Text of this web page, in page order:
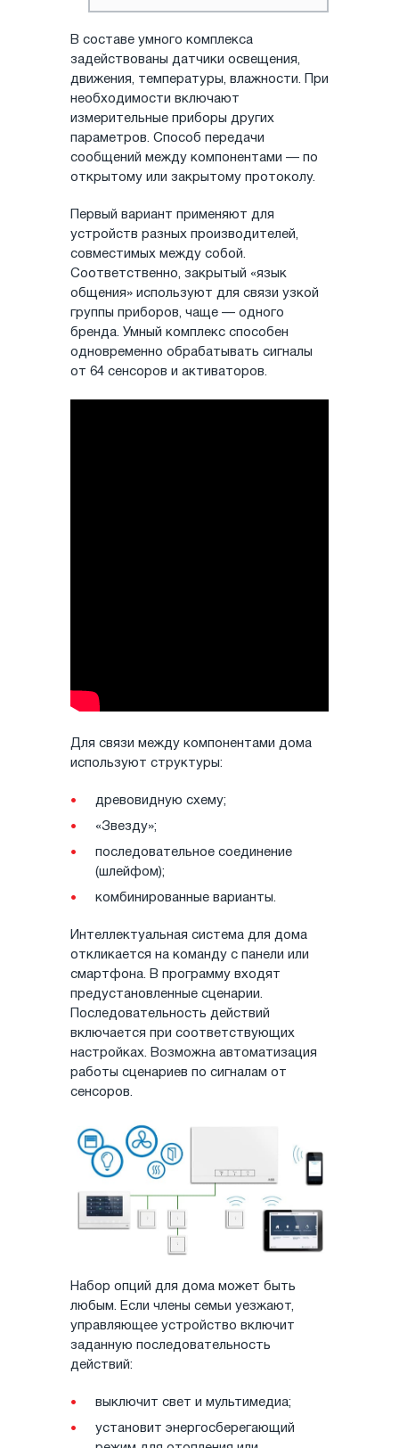
В составе умного комплекса
задействованы датчики освещения,
движения, температуры, влажности. При
необходимости включают
измерительные приборы других
параметров. Способ передачи
сообщений между компонентами — по
открытому или закрытому протоколу.
Первый вариант применяют для
устройств разных производителей,
совместимых между собой.
Соответственно, закрытый «язык
общения» используют для связи узкой
группы приборов, чаще — одного
бренда. Умный комплекс способен
одновременно обрабатывать сигналы
от 64 сенсоров и активаторов.
Для связи между компонентами дома
используют структуры:
древовидную схему;
«Звезду»;
последовательное соединение
(шлейфом);
комбинированные варианты.
Интеллектуальная система для дома
откликается на команду с панели или
смартфона. В программу входят
предустановленные сценарии.
Последовательность действий
включается при соответствующих
настройках. Возможна автоматизация
работы сценариев по сигналам от
сенсоров.
Набор опций для дома может быть
любым. Если члены семьи уезжают,
управляющее устройство включит
заданную последовательность
действий:
выключит свет и мультимедиа;
установит энергосберегающий